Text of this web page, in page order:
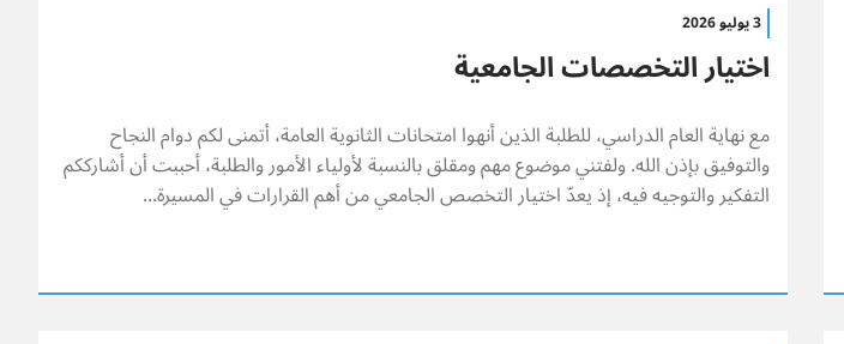
3 يوليو 2026
اختيار التخصصات الجامعية
مع نهاية العام الدراسي، للطلبة الذين أنهوا امتحانات الثانوية العامة، أتمنى لكم دوام النجاح
والتوفيق بإذن الله. ولفتني موضوع مهم ومقلق بالنسبة لأولياء الأمور والطلبة، أحببت أن أشارككم
التفكير والتوجيه فيه، إذ يعدّ اختيار التخصص الجامعي من أهم القرارات في المسيرة...